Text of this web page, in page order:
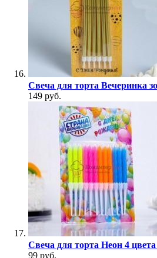
Свеча для торта Вечеринка
149 руб.
Свеча для торта Неон 4
99 руб.